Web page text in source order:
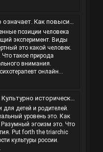
Позитивная эмоция. Гипертим.
позиции человека
эксперимент. Виды
это какой человек.
такое природа
внимания.
онлайн...
Личностные особенности в психологии.
для детей и родителей.
уровень это. Как
эгоизм это. Что
Put forth the triarchic
культуры россии.